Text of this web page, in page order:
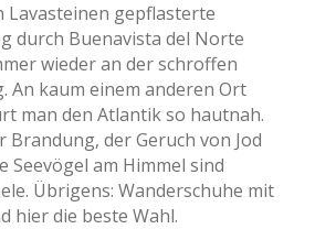
Lavasteinen gepflasterte
durch Buenavista del Norte
wieder an der schroffen
An kaum einem anderen Ort
man den Atlantik so hautnah.
Brandung, der Geruch von Jod
Seevögel am Himmel sind
Übrigens: Wanderschuhe mit
hier die beste Wahl.